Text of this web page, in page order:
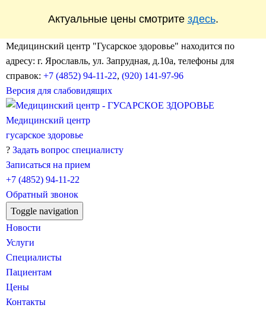
Актуальные цены смотрите здесь.
Медицинский центр "Гусарское здоровье" находится по
адресу: г. Ярославль, ул. Запрудная, д.10а, телефоны для
справок: +7 (4852) 94-11-22, (920) 141-97-96
Версия для слабовидящих
Медицинский центр
гусарское здоровье
? Задать вопрос специалисту
Записаться на прием
+7 (4852) 94-11-22
Обратный звонок
Toggle navigation
Новости
Услуги
Специалисты
Пациентам
Цены
Контакты